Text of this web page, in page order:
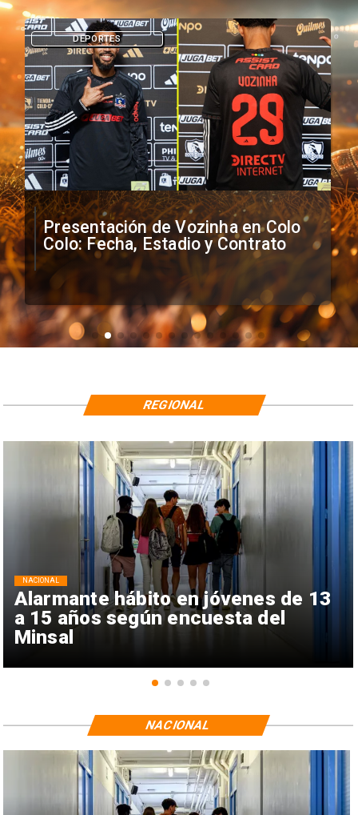
Presentación de Vozinha en Colo
Colo: Fecha, Estadio y Contrato
DEPORTES
Alarmante hábito en jóvenes de 13
a 15 años según encuesta del
Minsal
NACIONAL
REGIONAL
NACIONAL